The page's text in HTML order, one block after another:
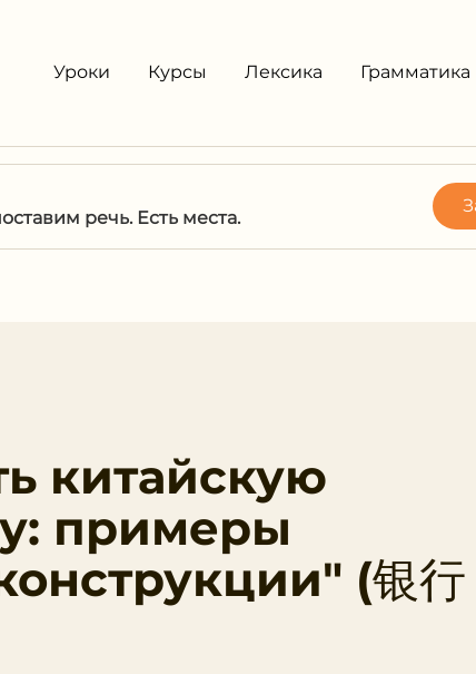
Уроки Курсы Лексика Грамматика
речь. Есть места.
китайскую
примеры
(银行